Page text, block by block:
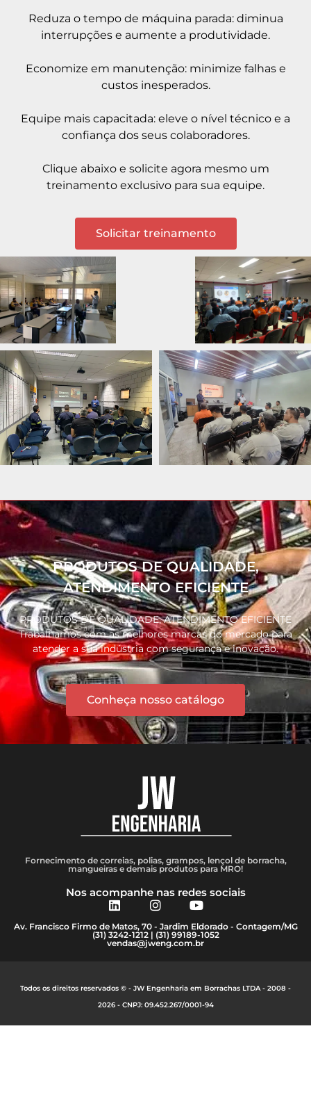
Reduza o tempo de máquina parada: diminua
interrupções e aumente a produtividade.
Economize em manutenção: minimize falhas e
custos inesperados.
Equipe mais capacitada: eleve o nível técnico e a
confiança dos seus colaboradores.
Clique abaixo e solicite agora mesmo um
treinamento exclusivo para sua equipe.
Solicitar treinamento
PRODUTOS DE QUALIDADE,
ATENDIMENTO EFICIENTE
PRODUTOS DE QUALIDADE, ATENDIMENTO EFICIENTE
Trabalhamos com as melhores marcas do mercado para
atender a sua indústria com segurança e inovação.
Conheça nosso catálogo
Fornecimento de correias, polias, grampos, lençol de borracha,
mangueiras e demais produtos para MRO!
Nos acompanhe nas redes sociais
Av. Francisco Firmo de Matos, 70 - Jardim Eldorado - Contagem/MG
(31) 3242-1212| (31) 99189-1052
vendas@jweng.com.br
Todos os direitos reservados © - JW Engenharia em Borrachas LTDA - 2008 -
2026 - CNPJ: 09.452.267/0001-94